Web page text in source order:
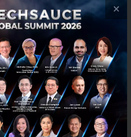
ถึงกำลังจะทดลองผลิตรถยนต์
ยอาศัยแพลตฟอร์มเดียวกันกับที่
อาระเบียนั้น จะเป็นเจ้าของ
บริษัทมูลค่า 1 พันล้านดอลลาร์
นใน Lucid กรณีที่บริษัทจะตั้ง
เทศซาอุดิอะระเบีย เนื่องจาก
งการเงินเป็นเวลาหลายปีจาก
ะกอบกับการแทรกแซงราคาจาก
×